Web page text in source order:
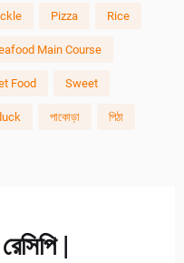
Pizza Rice
Main Course
Food Sweet
পাকোড়া পিঠা
|